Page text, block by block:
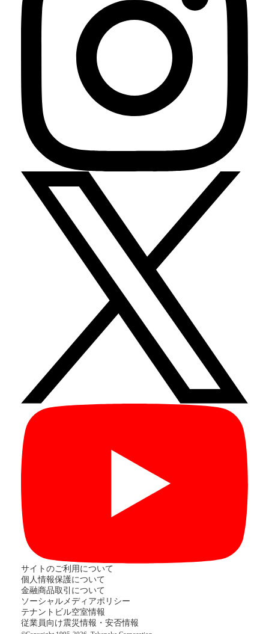
サイトのご利用について
個人情報保護について
金融商品取引について
ソーシャルメディアポリシー
テナントビル空室情報
従業員向け震災情報・安否情報